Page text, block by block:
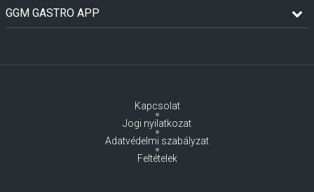
GGM GASTRO APP
Kapcsolat
Jogi nyilatkozat
Adatvédelmi szabályzat
Feltételek